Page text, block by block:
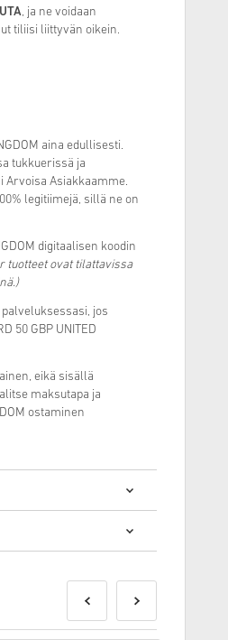
, ja ne voidaan
tiliisi liittyvän oikein.
aina edullisesti.
tukkuerissä ja
Arvoisa Asiakkaamme.
legitiimejä, sillä ne on
digitaalisen koodin
tuotteet ovat tilattavissa
jos
50 GBP UNITED
eikä sisällä
maksutapa ja
ostaminen
ja helppoa: